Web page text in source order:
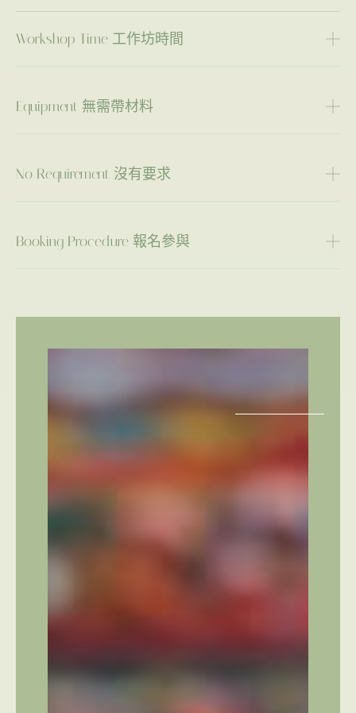
Workshop Time 工作坊時間
Equipment 無需帶材料
No Requirement 沒有要求
Booking Procedure 報名參與